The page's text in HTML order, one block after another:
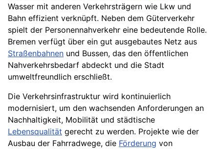
Wasser mit anderen Verkehrsträgern wie Lkw und
Bahn effizient verknüpft. Neben dem Güterverkehr
spielt der Personennahverkehr eine bedeutende Rolle.
Bremen verfügt über ein gut ausgebautes Netz aus
Straßenbahnen und Bussen, das den öffentlichen
Nahverkehrsbedarf abdeckt und die Stadt
umweltfreundlich erschließt.
Die Verkehrsinfrastruktur wird kontinuierlich
modernisiert, um den wachsenden Anforderungen an
Nachhaltigkeit, Mobilität und städtische
Lebensqualität gerecht zu werden. Projekte wie der
Ausbau der Fahrradwege, die Förderung von